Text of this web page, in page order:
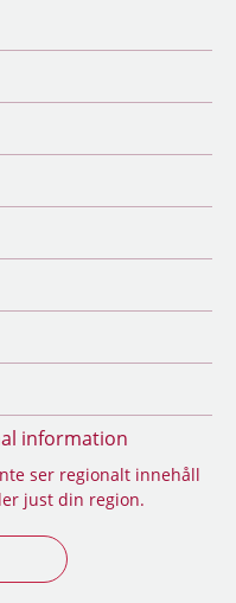
information
ser regionalt innehåll
just din region.